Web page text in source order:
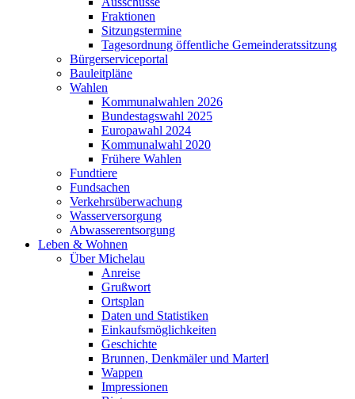
Fraktionen
Sitzungstermine
Tagesordnung öffentliche Gemeinderatssitzung
Bürgerserviceportal
Bauleitpläne
Wahlen
Kommunalwahlen 2026
Bundestagswahl 2025
Europawahl 2024
Kommunalwahl 2020
Frühere Wahlen
Fundtiere
Fundsachen
Verkehrsüberwachung
Wasserversorgung
Abwasserentsorgung
Leben & Wohnen
Über Michelau
Anreise
Grußwort
Ortsplan
Daten und Statistiken
Einkaufsmöglichkeiten
Geschichte
Brunnen, Denkmäler und Marterl
Wappen
Impressionen